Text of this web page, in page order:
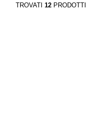
TROVATI 12 PRODOTTI